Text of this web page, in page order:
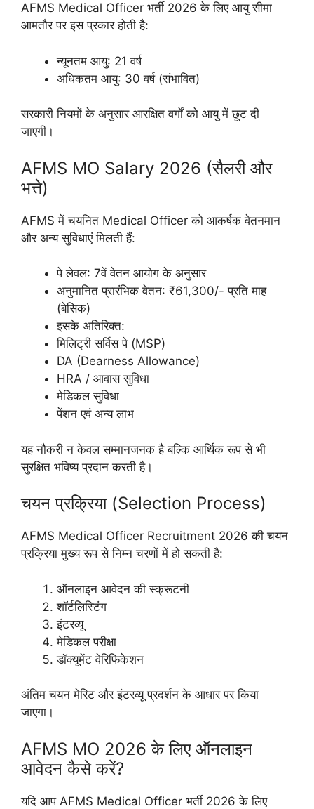
AFMS Medical Officer भर्ती 2026 के लिए आयु सीमा
आमतौर पर इस प्रकार होती है:
न्यूनतम आयु: 21 वर्ष
अधिकतम आयु: 30 वर्ष (संभावित)
सरकारी नियमों के अनुसार आरक्षित वर्गों को आयु में छूट दी
जाएगी।
AFMS MO Salary 2026 (सैलरी और
भत्ते)
AFMS में चयनित Medical Officer को आकर्षक वेतनमान
और अन्य सुविधाएं मिलती हैं:
पे लेवल: 7वें वेतन आयोग के अनुसार
अनुमानित प्रारंभिक वेतन: ₹61,300/- प्रति माह
(बेसिक)
इसके अतिरिक्त:
मिलिट्री सर्विस पे (MSP)
DA (Dearness Allowance)
HRA / आवास सुविधा
मेडिकल सुविधा
पेंशन एवं अन्य लाभ
यह नौकरी न केवल सम्मानजनक है बल्कि आर्थिक रूप से भी
सुरक्षित भविष्य प्रदान करती है।
चयन प्रक्रिया (Selection Process)
AFMS Medical Officer Recruitment 2026 की चयन
प्रक्रिया मुख्य रूप से निम्न चरणों में हो सकती है:
ऑनलाइन आवेदन की स्क्रूटनी
शॉर्टलिस्टिंग
इंटरव्यू
मेडिकल परीक्षा
डॉक्यूमेंट वेरिफिकेशन
अंतिम चयन मेरिट और इंटरव्यू प्रदर्शन के आधार पर किया
जाएगा।
AFMS MO 2026 के लिए ऑनलाइन
आवेदन कैसे करें?
यदि आप AFMS Medical Officer भर्ती 2026 के लिए